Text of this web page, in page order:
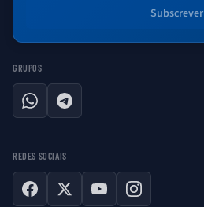
Subscrever
GRUPOS
WhatsAppTelegram
REDES SOCIAIS
Facebook
X YouTubeInstagram